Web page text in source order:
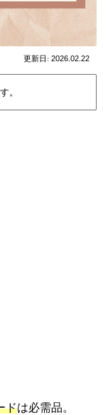
2026.02.22
。
ドは必需品。